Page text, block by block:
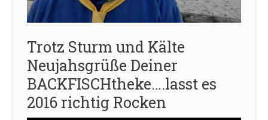
Trotz Sturm und Kälte
Neujahsgrüße Deiner
BACKFISCHtheke….lasst es
2016 richtig Rocken